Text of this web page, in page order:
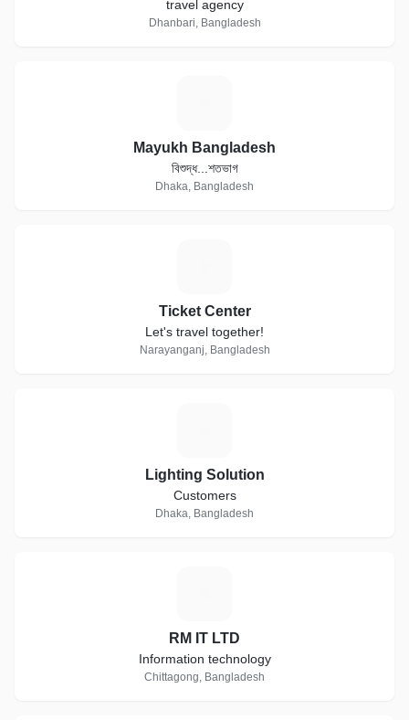
travel agency
Dhanbari, Bangladesh
Mayukh Bangladesh
বিশুদ্ধ...শতভাগ
Dhaka, Bangladesh
Ticket Center
Let's travel together!
Narayanganj, Bangladesh
Lighting Solution
Customers
Dhaka, Bangladesh
RM IT LTD
Information technology
Chittagong, Bangladesh